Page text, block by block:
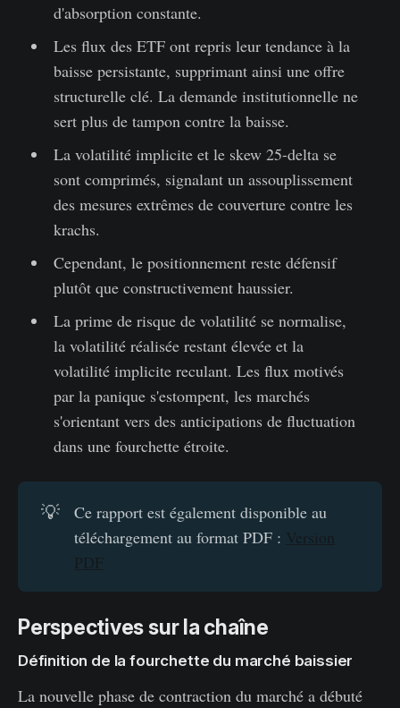
d'absorption constante.
Les flux des ETF ont repris leur tendance à la
baisse persistante, supprimant ainsi une offre
structurelle clé. La demande institutionnelle ne
sert plus de tampon contre la baisse.
La volatilité implicite et le skew 25-delta se
sont comprimés, signalant un assouplissement
des mesures extrêmes de couverture contre les
krachs.
Cependant, le positionnement reste défensif
plutôt que constructivement haussier.
La prime de risque de volatilité se normalise,
la volatilité réalisée restant élevée et la
volatilité implicite reculant. Les flux motivés
par la panique s'estompent, les marchés
s'orientant vers des anticipations de fluctuation
dans une fourchette étroite.
💡
Ce rapport est également disponible au
téléchargement au format PDF : Version
PDF
Perspectives sur la chaîne
Définition de la fourchette du marché baissier
La nouvelle phase de contraction du marché a débuté